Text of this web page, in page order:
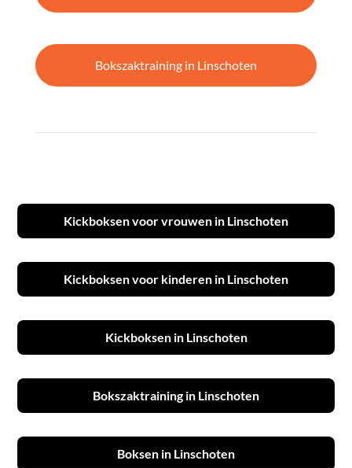
Bokszaktraining in Linschoten
Kickboksen voor vrouwen in Linschoten
Kickboksen voor kinderen in Linschoten
Kickboksen in Linschoten
Bokszaktraining in Linschoten
Boksen in Linschoten